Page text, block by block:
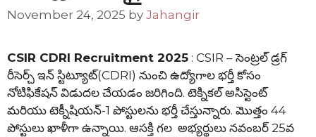
November 24, 2025 by Jahangir
CSIR CDRI Recruitment 2025 : CSIR – సెంట్రల్ డ్రగ్
రీసెర్చ్ ఇన్ స్టిట్యూట్(CDRI) నుంచి ఉద్యోగాల భర్తీ కోసం
నోటిఫికేషన్ విడుదల చేయడం జరిగింది. టెక్నికల్ అసిస్టెంట్
మరియు టెక్నీషియన్-1 పోస్టులను భర్తీ చేస్తున్నారు. మొత్తం 44
పోస్టులు ఖాళీగా ఉన్నాయి. ఆసక్తి గల అభ్యర్థులు నవంబర్ 25వ